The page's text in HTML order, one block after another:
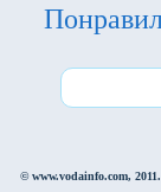
© www.vodainfo.com, 2011.